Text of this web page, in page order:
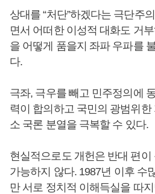
상대를 “처단”하겠다는 극단주
면서 어떠한 이성적 대화도 거
을 어떻게 품을지 좌파 우파를
다.
극좌, 극우를 빼고 민주정의에
력이 합의하고 국민의 광범위
소 국론 분열을 극복할 수 있다.
현실적으로도 개헌은 반대 편
가능하지 않다. 1987년 이후 수
만 서로 정치적 이해득실을 따